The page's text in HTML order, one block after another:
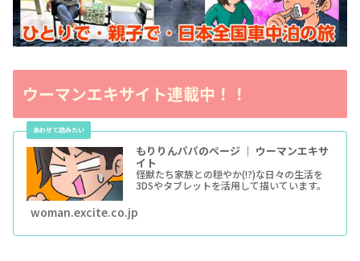
ウーマンエキサイト連載中！！
もりりんパパのページ ｜ ウーマンエキサ
イト
怪獣たち家族との穏やか(!?)な日々の生活を
3DSやタブレットを活用して描いています。
woman.excite.co.jp